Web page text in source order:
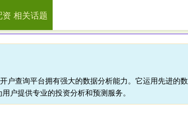
鹏配资
户查询平台拥有强大的数据分析能力。它运用先进的
户提供专业的投资分析和预测服务。
相关话题